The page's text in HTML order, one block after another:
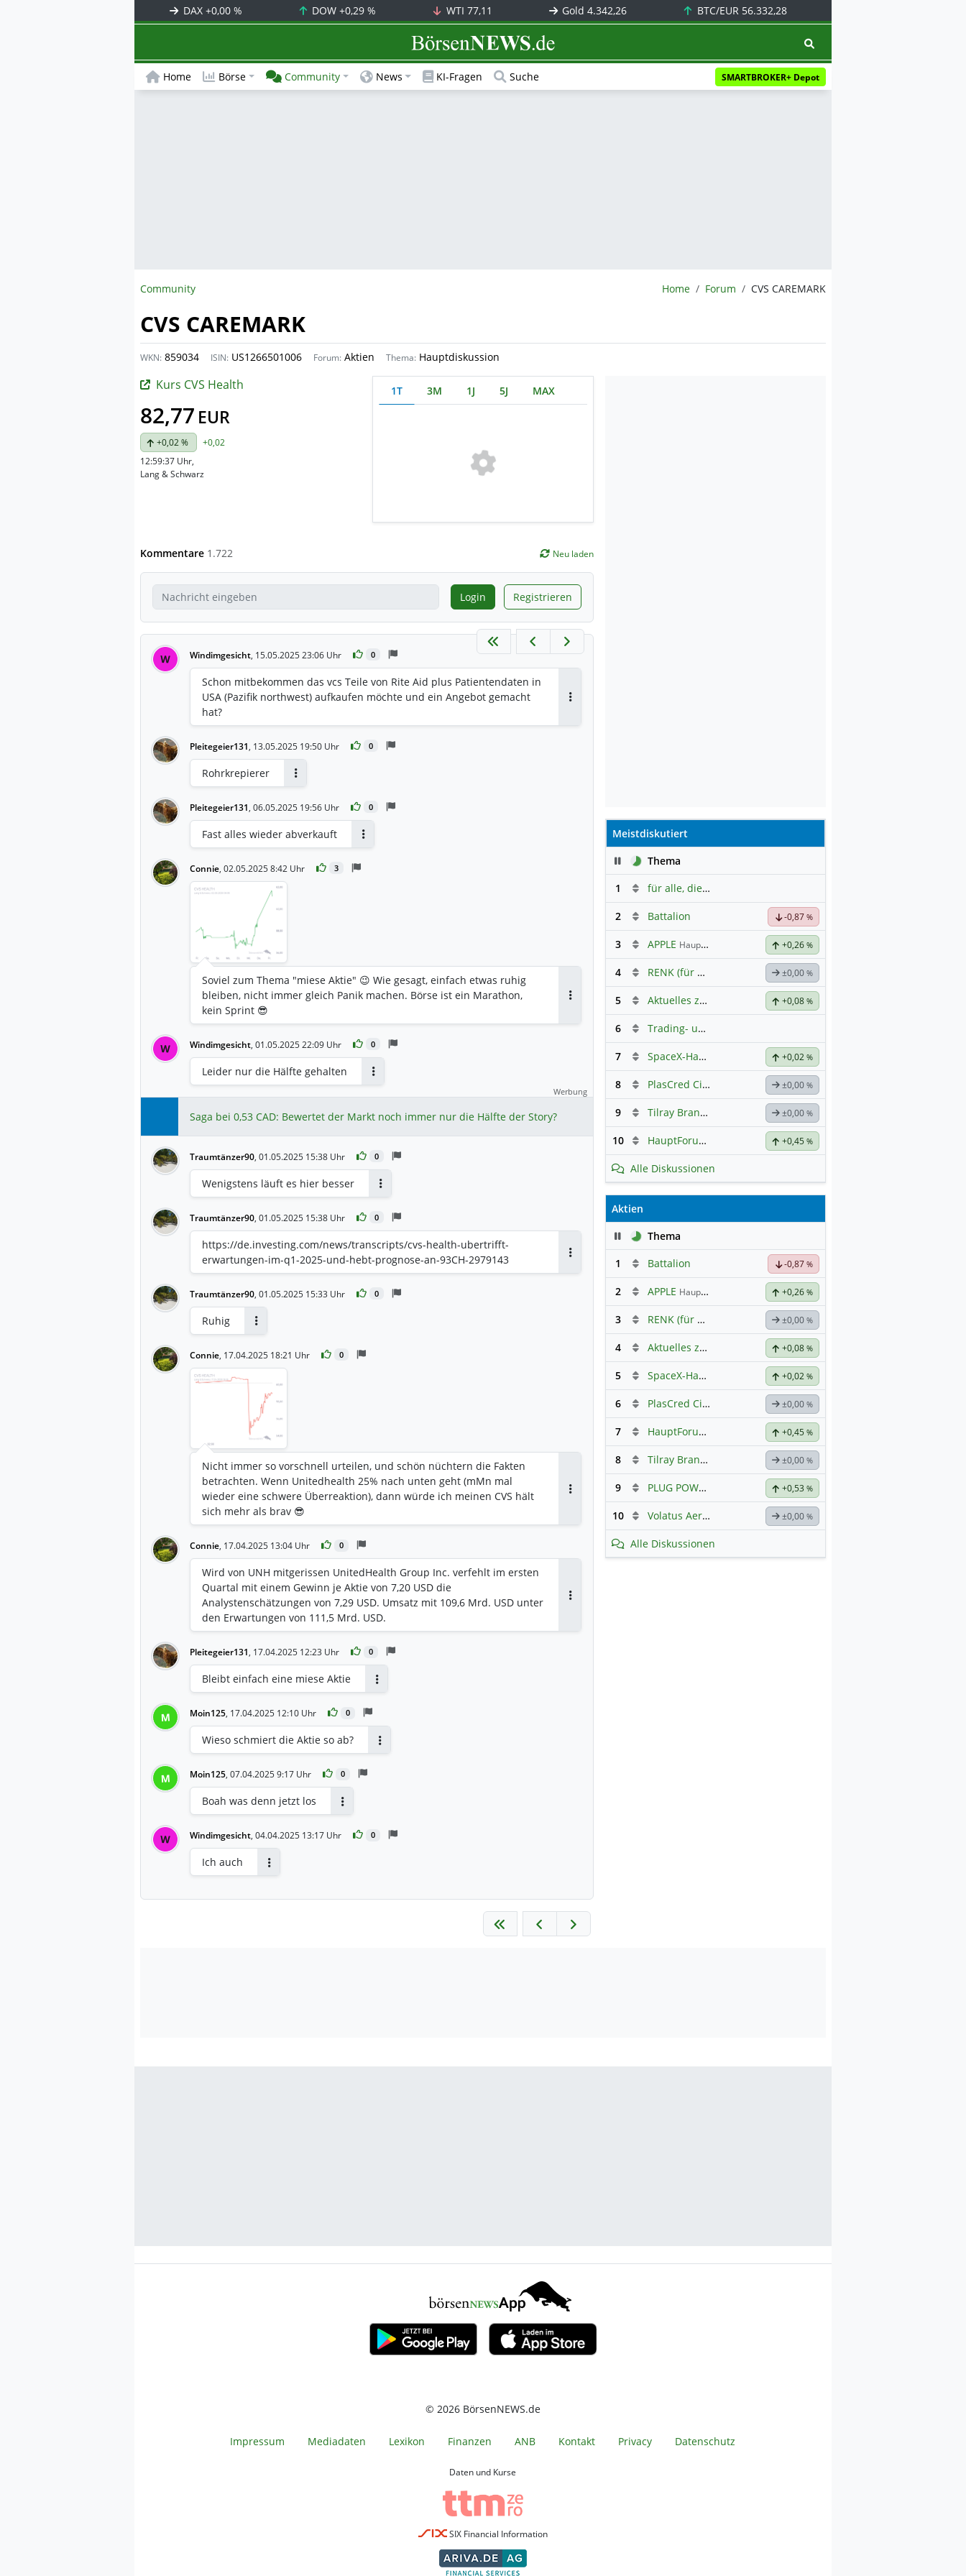
DAX +0,00 % DOW+0,29 % WTI 77,11 Gold4.342,26 BTC/EUR 56.332,28
BörsenNEWS.de
Home Börse Community News KI-Fragen Suche SMARTBROKER+ Depot
Community BörsenNEWS.de
Home Forum CVS CAREMARK
CVS CAREMARK
WKN: 859034 ISIN: US1266501006 Forum: Aktien Thema: Hauptdiskussion
Kurs CVS Health
82,77 EUR
+0,02 %
+0,02
12:59:37 Uhr,
Lang & Schwarz
1T 3M 1J 5J MAX
Kommentare 1.722 Neu laden
Login Registrieren
W Windimgesicht, 15.05.2025 23:06 Uhr 0
Schon mitbekommen das vcs Teile von Rite Aid plus Patientendaten in
USA (Pazifik northwest) aufkaufen möchte und ein Angebot gemacht
hat?
Pleitegeier131, 13.05.2025 19:50 Uhr 0
Rohrkrepierer
Pleitegeier131, 06.05.2025 19:56 Uhr 0
Fast alles wieder abverkauft
Connie, 02.05.2025 8:42 Uhr 3
Soviel zum Thema "miese Aktie" 😉 Wie gesagt, einfach etwas ruhig
bleiben, nicht immer gleich Panik machen. Börse ist ein Marathon,
kein Sprint 😎
W Windimgesicht, 01.05.2025 22:09 Uhr 0
Leider nur die Hälfte gehalten
Werbung
Saga bei 0,53 CAD: Bewertet der Markt noch immer nur die Hälfte der Story?
Traumtänzer90, 01.05.2025 15:38 Uhr 0
Wenigstens läuft es hier besser
Traumtänzer90, 01.05.2025 15:38 Uhr 0
https://de.investing.com/news/transcripts/cvs-health-ubertrifft-
erwartungen-im-q1-2025-und-hebt-prognose-an-93CH-2979143
Traumtänzer90, 01.05.2025 15:33 Uhr 0
Ruhig
Connie, 17.04.2025 18:21 Uhr 0
Nicht immer so vorschnell urteilen, und schön nüchtern die Fakten
betrachten. Wenn Unitedhealth 25% nach unten geht (mMn mal
wieder eine schwere Überreaktion), dann würde ich meinen CVS hält
sich mehr als brav 😎
Antworten
Connie, 17.04.2025 13:04 Uhr 0
Wird von UNH mitgerissen UnitedHealth Group Inc. verfehlt im ersten
Quartal mit einem Gewinn je Aktie von 7,20 USD die
Analystenschätzungen von 7,29 USD. Umsatz mit 109,6 Mrd. USD unter
den Erwartungen von 111,5 Mrd. USD.
Pleitegeier131, 17.04.2025 12:23 Uhr 0
Bleibt einfach eine miese Aktie
M Moin125, 17.04.2025 12:10 Uhr 0
Wieso schmiert die Aktie so ab?
M Moin125, 07.04.2025 9:17 Uhr 0
Boah was denn jetzt los
W Windimgesicht, 04.04.2025 13:17 Uhr 0
Ich auch
Meistdiskutiert
PauseThema
1
für alle, die es ehrlich meinen beim Traden.
2 Battalion -0,87%
3 APPLE Hauptdiskussion +0,26%
4 RENK (für normale, sachliche Kommunikation!) ±0,00%
5 Aktuelles zu Almonty Industries +0,08%
6 Trading- und Aktien-Chat
7 SpaceX-Haupt-Hauptforum +0,02%
8 PlasCred Circular Innovations ±0,00%
9 Tilray Brands Hauptforum ±0,00%
10 HauptForum SK HYNIC +0,45 %
Alle Diskussionen
Aktien
PauseThema
1
Battalion -0,87%
2 APPLE Hauptdiskussion +0,26%
3 RENK (für normale, sachliche Kommunikation!) ±0,00%
4 Aktuelles zu Almonty Industries +0,08%
5 SpaceX-Haupt-Hauptforum +0,02%
6 PlasCred Circular Innovations ±0,00%
7 HauptForum SK HYNIC +0,45 %
8 Tilray Brands Hauptforum ±0,00%
9 PLUG POWER Hauptdiskussion +0,53 %
10 Volatus Aerospace (Offener Austausch) ±0,00%
Alle Diskussionen
© 2026 BörsenNEWS.de
Impressum Mediadaten Lexikon Finanzen ANB Kontakt Privacy Datenschutz
Daten und Kurse
SIX Financial Information